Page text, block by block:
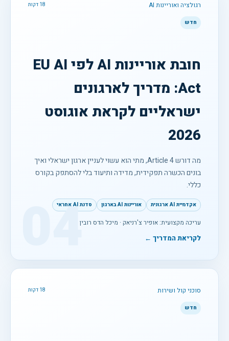
רגולציה ואוריינות AI 18 דקות
חדש
חובת אוריינות AI לפי EU AI
Act: מדריך לארגונים
ישראליים לקראת אוגוסט
2026
מה דורש Article 4, מתי הוא עשוי לעניין ארגון ישראלי ואיך
בונים הכשרה תפקידית, מדידה ותיעוד בלי להסתפק בקורס
כללי.
אקדמיית AI ארגונית אוריינות AI בארגון סדנת AI אחראי
עריכה מקצועית: אופיר צ'רניאק · מיכל הדס רובין
לקריאת המדריך ← 04
סוכני קול ושירות 18 דקות
חדש